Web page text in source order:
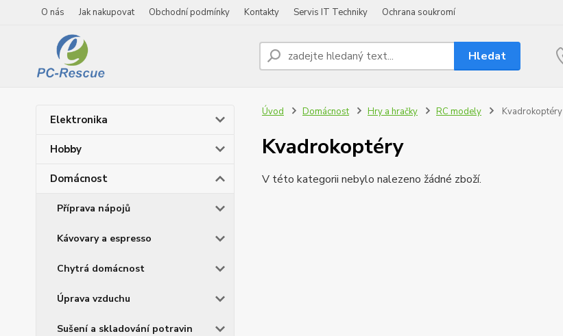
O nás Jak nakupovat Obchodní podmínky Kontakty Servis IT Techniky Ochrana soukromí
Hledat
Elektronika
Hobby
Domácnost
Příprava nápojů
Kávovary a espresso
Chytrá domácnost
Úprava vzduchu
Sušení a skladování potravin
Úvod Domácnost Hry a hračky RC modely Kvadrokoptéry
Kvadrokoptéry
V této kategorii nebylo nalezeno žádné zboží.